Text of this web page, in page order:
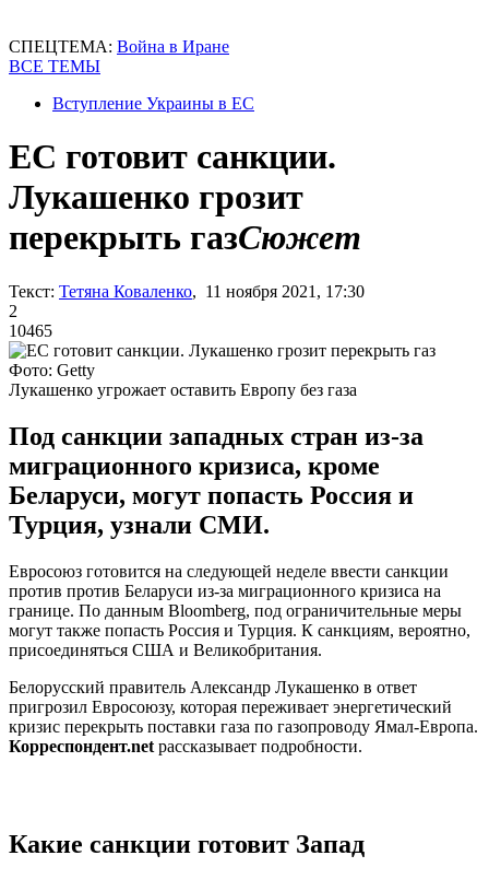
СПЕЦТЕМА: Война в Иране
ВСЕ ТЕМЫ
Вступление Украины в ЕС
ЕС готовит санкции.
Лукашенко грозит
перекрыть газСюжет
Текст: Тетяна Коваленко, 11 ноября 2021, 17:30
2
10465
Фото: Getty
Лукашенко угрожает оставить Европу без газа
Под санкции западных стран из-за
миграционного кризиса, кроме
Беларуси, могут попасть Россия и
Турция, узнали СМИ.
Евросоюз готовится на следующей неделе ввести санкции
против против Беларуси из-за миграционного кризиса на
границе. По данным Bloomberg, под ограничительные меры
могут также попасть Россия и Турция. К санкциям, вероятно,
присоединяться США и Великобритания.
Белорусский правитель Александр Лукашенко в ответ
пригрозил Евросоюзу, которая переживает энергетический
кризис перекрыть поставки газа по газопроводу Ямал-Европа.
Корреспондент.net рассказывает подробности.
Какие санкции готовит Запад